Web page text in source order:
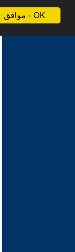
موافق - OK